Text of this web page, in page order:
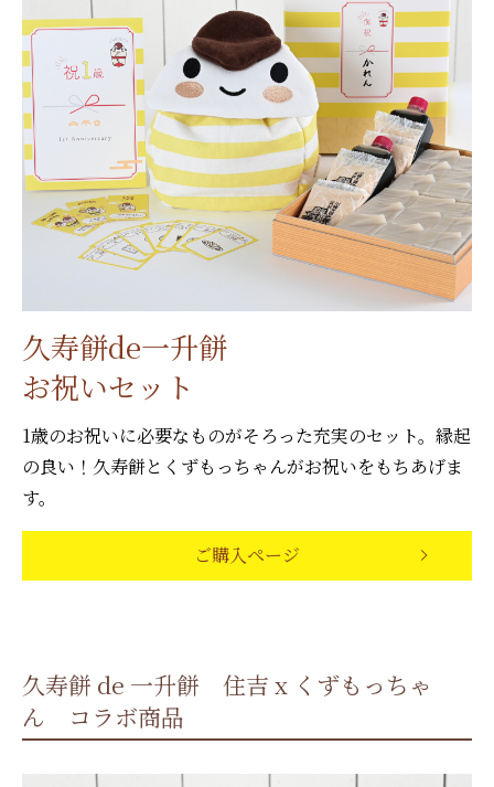
久寿餅de一升餅
お祝いセット
1歳のお祝いに必要なものがそろった充実のセット。縁起
の良い！久寿餅とくずもっちゃんがお祝いをもちあげま
す。
ご購入ページ
久寿餅 de 一升餅 住吉 x くずもっちゃ
ん コラボ商品